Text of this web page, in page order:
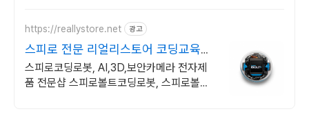
https://reallystore.net 광고
스피로 전문 리얼리스토어 코딩교육을
쉽고 재밌게
스피로코딩로봇, AI,3D,보안카메라 전자제
품 전문샵 스피로볼트코딩로봇, 스피로볼트